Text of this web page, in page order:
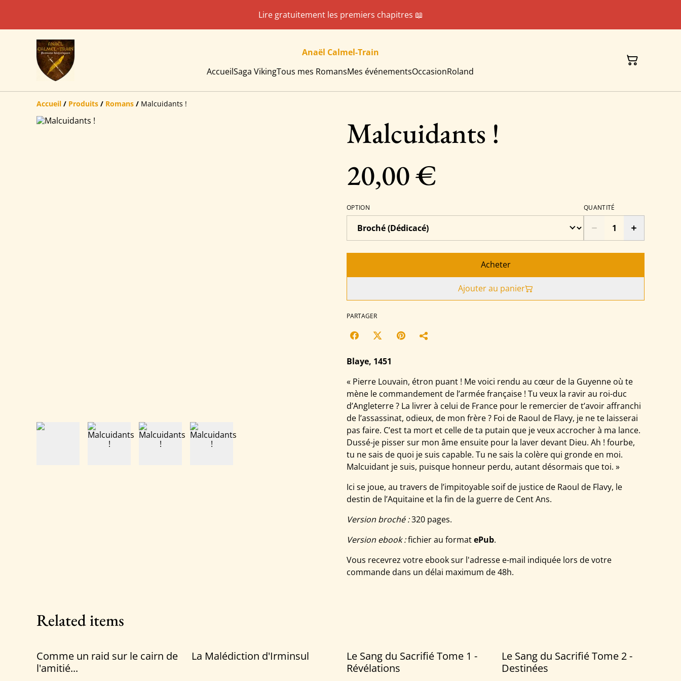
Lire gratuitement les premiers chapitres 📖
Anaël Calmel-Train
AccueilSaga VikingTous mes RomansMes événementsOccasionRoland
Accueil / Produits / Romans / Malcuidants !
Malcuidants !
20,00 €
OPTION QUANTITÉ
Acheter
Ajouter au panier
PARTAGER
Blaye, 1451
« Pierre Louvain, étron puant ! Me voici rendu au cœur de la Guyenne où te
mène le commandement de l’armée française ! Tu veux la ravir au roi-duc
d’Angleterre ? La livrer à celui de France pour le remercier de t’avoir affranchi
de l’assassinat, odieux, de mon frère ? Foi de Raoul de Flavy, je ne te laisserai
pas faire. C’est ta mort et celle de ta putain que je veux accrocher à ma lance.
Dussé-je pisser sur mon âme ensuite pour la laver devant Dieu. Ah ! fourbe,
tu ne sais de quoi je suis capable. Tu ne sais la colère qui gronde en moi.
Malcuidant je suis, puisque honneur perdu, autant désormais que toi. »
Ici se joue, au travers de l’impitoyable soif de justice de Raoul de Flavy, le
destin de l’Aquitaine et la fin de la guerre de Cent Ans.
Version broché :320 pages.
Version ebook :fichier au formatePub.
Vous recevrez votre ebook sur l'adresse e-mail indiquée lors de votre
commande dans un délai maximum de 48h.
Related items
Comme un raid sur le cairn de
l'amitié...
La Malédiction d'Irminsul
Le Sang du Sacrifié Tome 1 -
Révélations
Le Sang du Sacrifié Tome 2 -
Destinées